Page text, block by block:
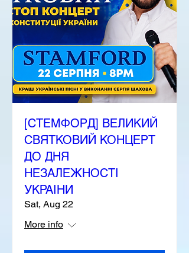
[СТЕМФОРД] ВЕЛИКИЙ
СВЯТКОВИЙ КОНЦЕРТ
ДО ДНЯ
НЕЗАЛЕЖНОСТІ
УКРАІНИ
Sat, Aug 22
More info